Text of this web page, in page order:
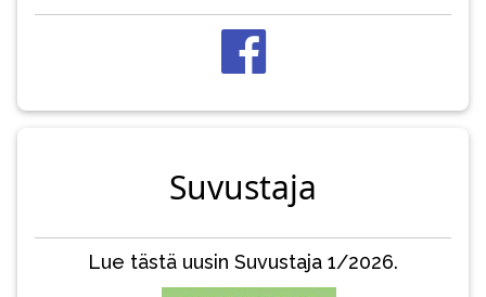
Suvustaja
Lue tästä uusin Suvustaja 1/2026.